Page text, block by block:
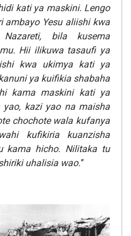
kati ya maskini. Lengo
ambayo Yesu aliishi kwa
bila kusema
Hii ilikuwa tasaufi ya
kwa ukimya kati ya
ya kuifikia shabaha
kama maskini kati ya
yao, kazi yao na maisha
chochote wala kufanya
kufikiria kuanzisha
kama hicho. Nilitaka tu
uhalisia wao.”